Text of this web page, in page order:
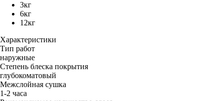
3кг
6кг
12кг
Характеристики
Тип работ
наружные
Степень блеска покрытия
глубокоматовый
Межслойная сушка
1-2 часа